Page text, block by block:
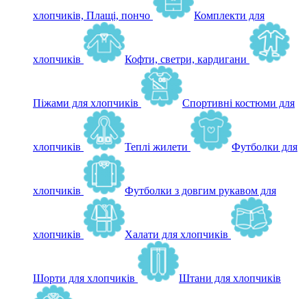
хлопчиків, Плащі, пончо Комплекти для
хлопчиків Кофти, светри, кардигани
Піжами для хлопчиків Спортивні костюми для
хлопчиків Теплі жилети Футболки для
хлопчиків Футболки з довгим рукавом для
хлопчиків Халати для хлопчиків
Шорти для хлопчиків Штани для хлопчиків